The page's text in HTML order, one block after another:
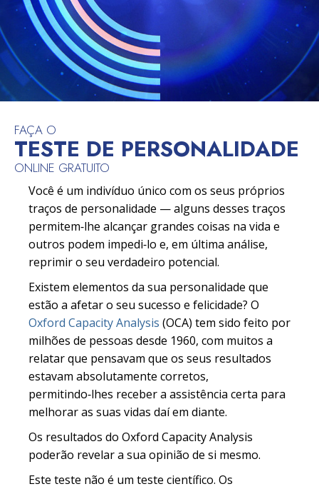
FAÇA O
TESTE DE PERSONALIDADE
ONLINE GRATUITO
Você é um indivíduo único com os seus próprios
traços de personalidade — alguns desses traços
permitem‑lhe alcançar grandes coisas na vida e
outros podem impedi‑lo e, em última análise,
reprimir o seu verdadeiro potencial.
Existem elementos da sua personalidade que
estão a afetar o seu sucesso e felicidade? O
Oxford Capacity Analysis (OCA) tem sido feito por
milhões de pessoas desde 1960, com muitos a
relatar que pensavam que os seus resultados
estavam absolutamente corretos,
permitindo‑lhes receber a assistência certa para
melhorar as suas vidas daí em diante.
Os resultados do Oxford Capacity Analysis
poderão revelar a sua opinião de si mesmo.
Este teste não é um teste científico. Os